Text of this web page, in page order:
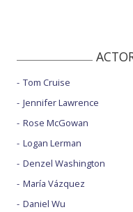
Tom Cruise
Jennifer Lawrence
Rose McGowan
Logan Lerman
Denzel Washington
María Vázquez
Daniel Wu